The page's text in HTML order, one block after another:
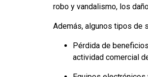
robo y vandalismo, los
Además, algunos tipos de
Pérdida de
actividad comercial